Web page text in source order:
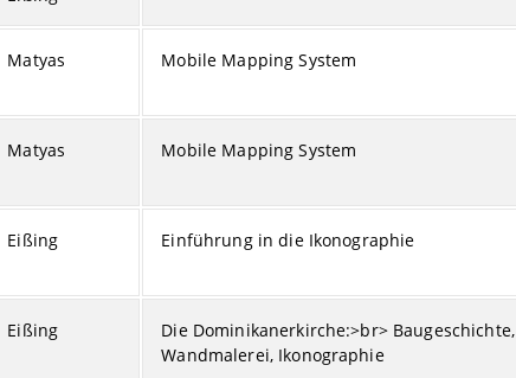
Matyas Mobile Mapping System
Matyas Mobile Mapping System
Eißing Einführung in die Ikonographie
Eißing
Die Dominikanerkirche:>br> Baugeschichte,
Wandmalerei, Ikonographie